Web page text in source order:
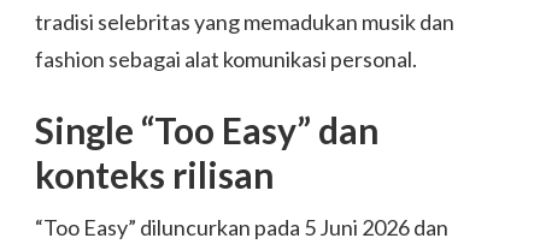
tradisi selebritas yang memadukan musik dan
fashion sebagai alat komunikasi personal.
Single “Too Easy” dan
konteks rilisan
“Too Easy” diluncurkan pada 5 Juni 2026 dan